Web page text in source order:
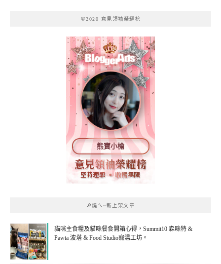
🧚2020 意見領袖榮耀榜
熊寶小榆
🔎燒ㄟ~新上架文章
貓咪主食糧及貓咪餐食開箱心得，Summit10 森咪特 &
Pawta 波塔 & Food Studio寵湯工坊。